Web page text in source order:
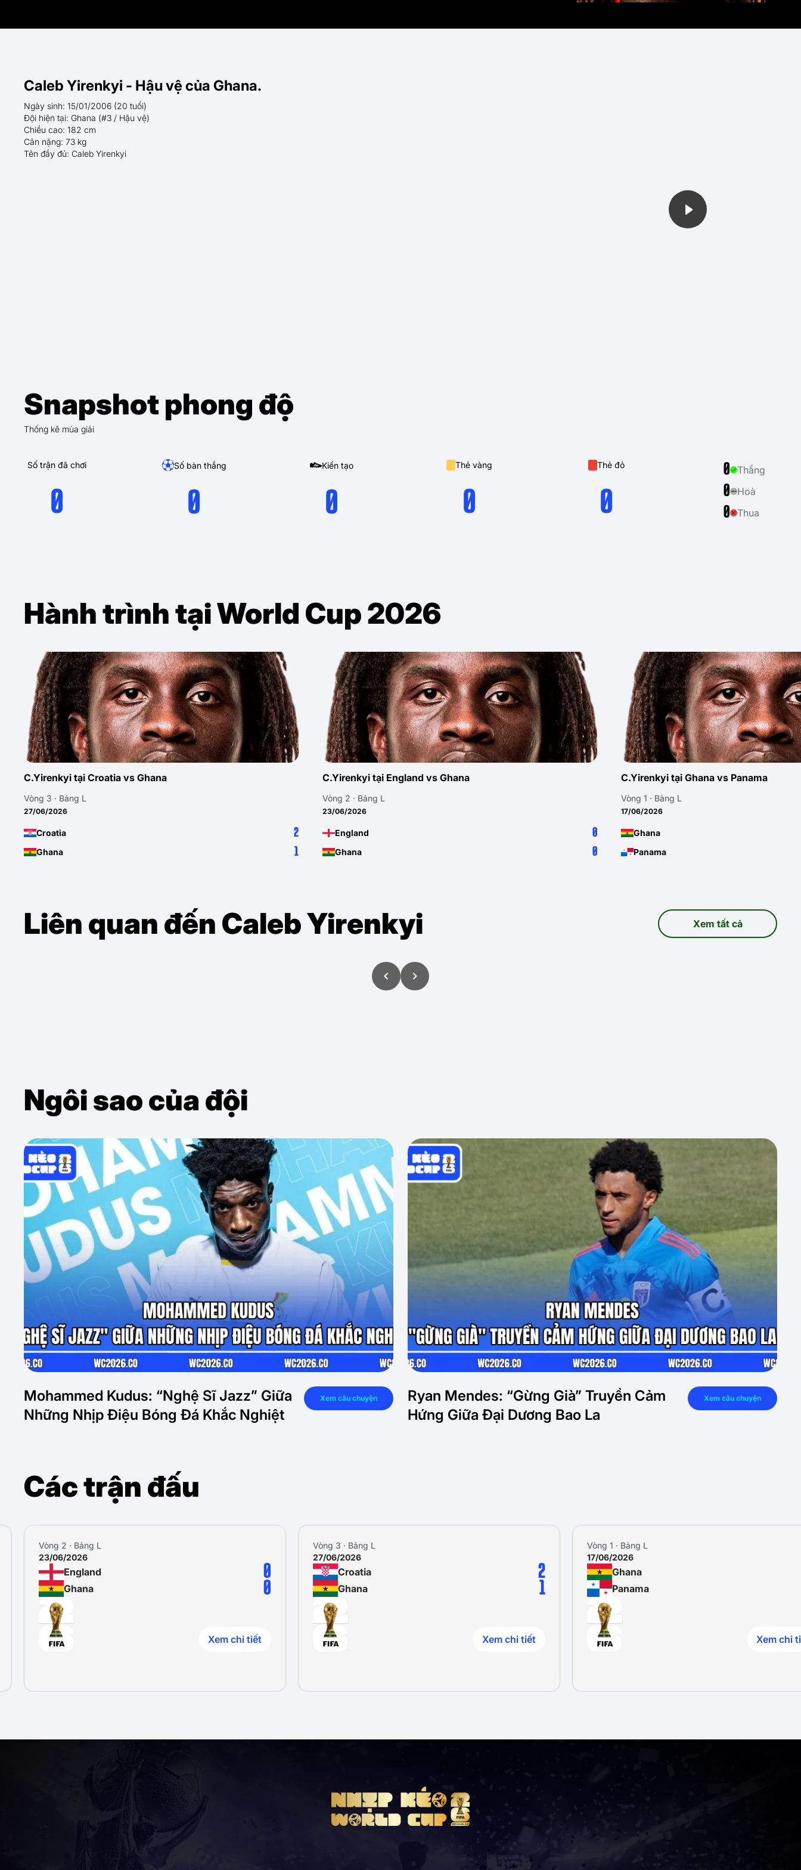
Caleb Yirenkyi - Hậu vệ của Ghana.
Ngày sinh: 15/01/2006 (20 tuổi)
Đội hiện tại: Ghana (#3 / Hậu vệ)
Chiều cao: 182 cm
Cân nặng: 73 kg
Tên đầy đủ: Caleb Yirenkyi
Snapshot phong độ
Thống kê mùa giải
Số trận đã chơi
0
Số bàn thắng
0
Kiến tạo
0
Thẻ vàng
0
Thẻ đỏ
0
0 Thắng
0 Hoà
0 Thua
Hành trình tại World Cup 2026
C.Yirenkyi tại Croatia vs Ghana
Vòng 3 · Bảng L
27/06/2026
Croatia 2
Ghana 1
C.Yirenkyi tại England vs Ghana
Vòng 2 · Bảng L
23/06/2026
England 0
Ghana 0
C.Yirenkyi tại Ghana vs Panama
Vòng 1 · Bảng L
17/06/2026
Ghana
Panama
Liên quan đến Caleb Yirenkyi Xem tất cả
Ngôi sao của đội
Mohammed Kudus: “Nghệ Sĩ Jazz” Giữa
Những Nhịp Điệu Bóng Đá Khắc Nghiệt
Xem câu chuyện
Ryan Mendes: “Gừng Già” Truyền Cảm
Hứng Giữa Đại Dương Bao La
Xem câu chuyện
Các trận đấu
Vòng 2 · Bảng L
23/06/2026
England
Ghana
0
0
Xem chi tiết
Vòng 3 · Bảng L
27/06/2026
Croatia
Ghana
2
1
Xem chi tiết
Vòng 1 · Bảng L
17/06/2026
Ghana
Panama
Xem chi